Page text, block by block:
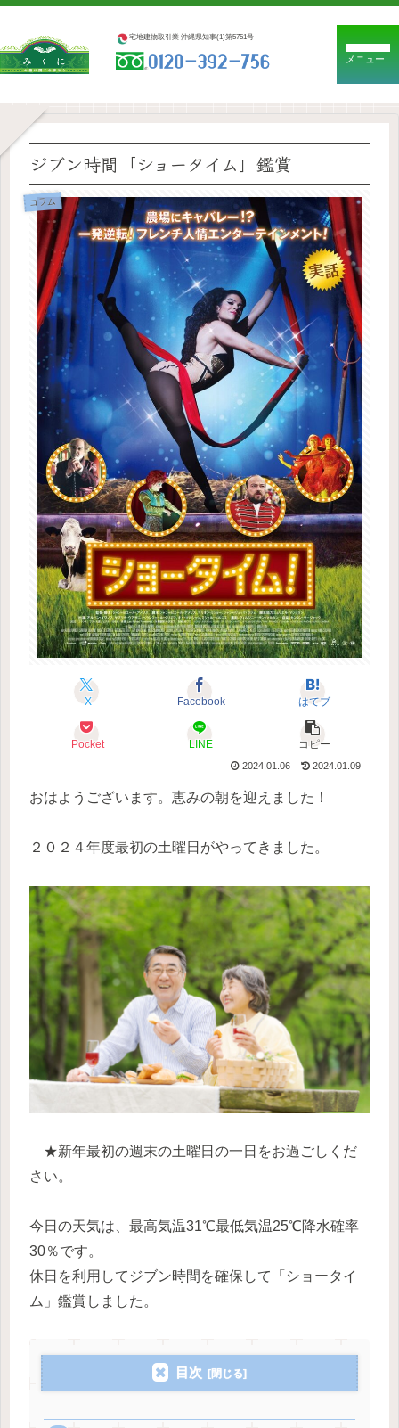
宅地建物取引業 沖縄県知事(1)第5751号
メニュー
ジブン時間「ショータイム」鑑賞
コラム
X Facebook はてブ
Pocket LINE コピー
2024.01.06 2024.01.09
おはようございます。恵みの朝を迎えました！
２０２４年度最初の土曜日がやってきました。
★新年最初の週末の土曜日の一日をお過ごしくだ
さい。
今日の天気は、最高気温31℃最低気温25℃降水確率
30％です。
休日を利用してジブン時間を確保して「ショータイ
ム」鑑賞しました。
目次